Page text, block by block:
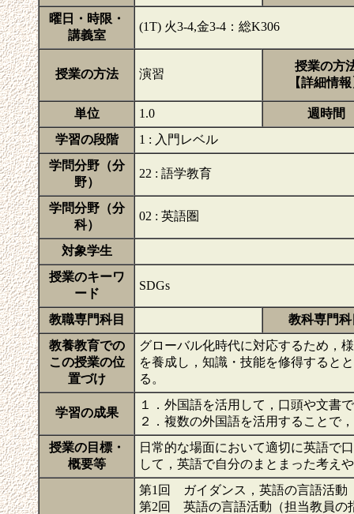
曜日・時限・
講義室
(1T) 火3-4,金3-4：総K306
授業の方法 演習
授業の方
【詳細情
単位 1.0
週時間
学習の段階
1 : 入門レベル
学問分野（分
野）
22 : 語学教育
学問分野（分
科）
02 : 英語圏
対象学生
授業のキーワ
ード
SDGs
教職専門科目
教科専門科
教養教育での
この授業の位
置づけ
グローバル化時代に対応するため，
を養成し，知識・技能を修得すると
る。
学習の成果
１．外国語を活用して，口頭や文書
２．複数の外国語を活用すること
授業の目標・
概要等
日常的な場面において適切に英語で
して，英語で自分のまとまった考え
第1回 ガイダンス，英語の言語活動
第2回 英語の言語活動（担当教員の